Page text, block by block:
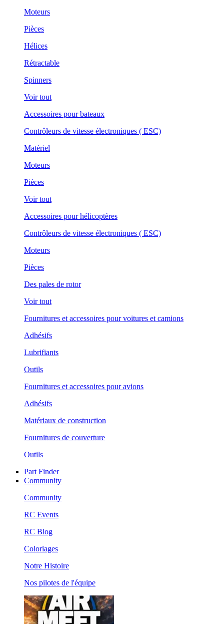
Moteurs
Pièces
Hélices
Rétractable
Spinners
Voir tout
Accessoires pour bateaux
Contrôleurs de vitesse électroniques ( ESC)
Matériel
Moteurs
Pièces
Voir tout
Accessoires pour hélicoptères
Contrôleurs de vitesse électroniques ( ESC)
Moteurs
Pièces
Des pales de rotor
Voir tout
Fournitures et accessoires pour voitures et camions
Adhésifs
Lubrifiants
Outils
Fournitures et accessoires pour avions
Adhésifs
Matériaux de construction
Fournitures de couverture
Outils
Part Finder
Community
Community
RC Events
RC Blog
Coloriages
Notre Histoire
Nos pilotes de l'équipe